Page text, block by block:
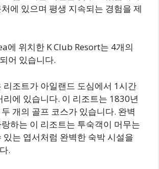
에 있으며 평생 지속되는 경험을 제
에 위치한 K Club Resort는 4개의
어 있습니다.
리조트가 아일랜드 도심에서 1시간
리에 있습니다. 이 리조트는 1830년
개의 골프 코스가 있습니다. 완벽
하는 이 리조트는 투숙객이 머무는
있는 엽서처럼 완벽한 숙박 시설을
.